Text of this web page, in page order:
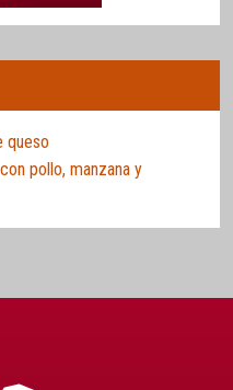
queso
pollo, manzana y